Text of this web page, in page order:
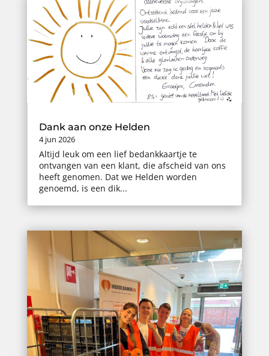
Dank aan onze Helden
4 jun 2026
Altijd leuk om een lief bedankkaartje te
ontvangen van een klant, die afscheid van ons
heeft genomen. Dat we Helden worden
genoemd, is een dik...